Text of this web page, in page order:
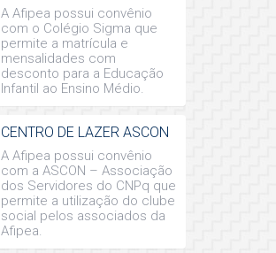
A Afipea possui convênio
com o Colégio Sigma que
permite a matrícula e
mensalidades com
desconto para a Educação
Infantil ao Ensino Médio.
CENTRO DE LAZER ASCON
A Afipea possui convênio
com a ASCON – Associação
dos Servidores do CNPq que
permite a utilização do clube
social pelos associados da
Afipea.